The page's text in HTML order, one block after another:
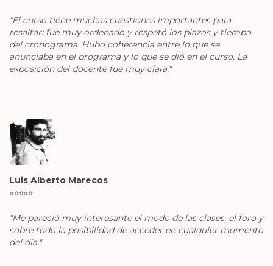
"El curso tiene muchas cuestiones importantes para
resaltar: fue muy ordenado y respetó los plazos y tiempo
del cronograma. Hubo coherencia entre lo que se
anunciaba en el programa y lo que se dió en el curso. La
exposición del docente fue muy clara."
Luis Alberto Marecos
⭐️⭐️⭐️⭐️⭐️
"Me pareció muy interesante el modo de las clases, el foro y
sobre todo la posibilidad de acceder en cualquier momento
del día."